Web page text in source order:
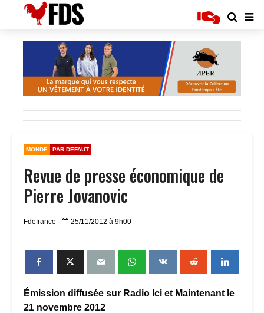
MONDE PAR DEFAUT
Revue de presse économique de
Pierre Jovanovic
Fdefrance 25/11/2012 à 9h00
Émission diffusée sur Radio Ici et Maintenant le
21 novembre 2012